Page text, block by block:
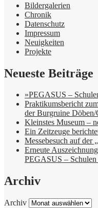
Bildergalerien
Chronik
Datenschutz
Impressum
Neuigkeiten
Projekte
Neueste Beiträge
»PEGASUS –
Praktikumsbericht
der Burgruine Döben/
Kleinstes Museum –
Ein Zeitzeuge
Messebesuch auf der
Erneute
PEGASUS –
Archiv
Archiv